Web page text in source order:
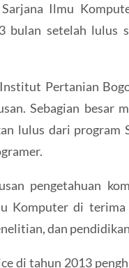
Ilmu
bulan setelah lulus
Pertanian
Sebagian besar
lulus dari program
pengetahuan
Komputer di
dan
di tahun 2013